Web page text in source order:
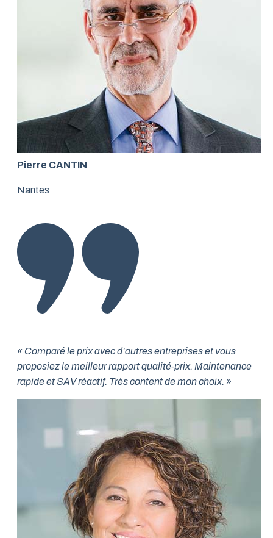
Pierre CANTIN
Nantes
« Comparé le prix avec d’autres entreprises et vous
proposiez le meilleur rapport qualité-prix. Maintenance
rapide et SAV réactif. Très content de mon choix. »